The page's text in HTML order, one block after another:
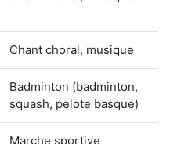
Chant choral, musique
Badminton (badminton,
squash, pelote basque)
Marche sportive